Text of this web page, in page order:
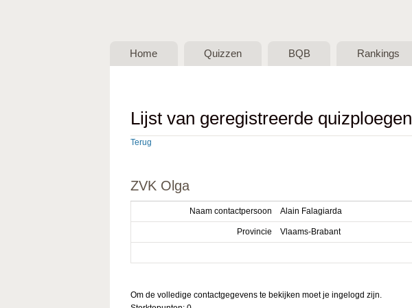
Belgische
vzw
Home Quizzen BQB Rankings
Lijst van geregistreerde quizploegen
Terug
ZVK Olga
Naam contactpersoon Alain Falagiarda
Provincie Vlaams-Brabant
Om de volledige contactgegevens te bekijken moet je ingelogd zijn.